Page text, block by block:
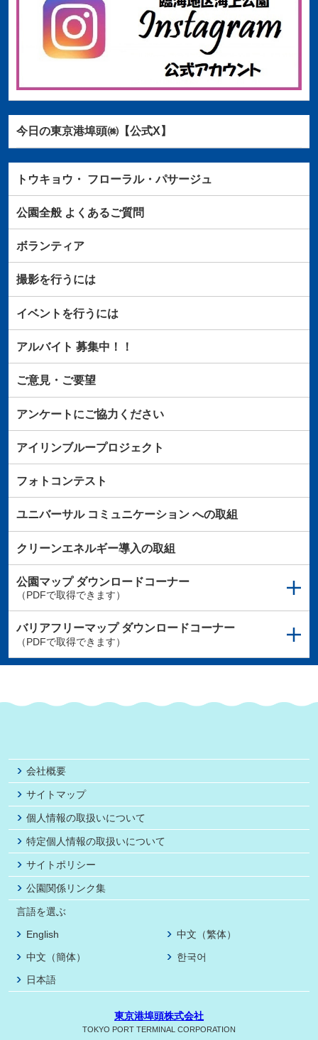
今日の東京港埠頭㈱【公式X】
トウキョウ・ フローラル・パサージュ
公園全般よくあるご質問
ボランティア
撮影を行うには
イベントを行うには
アルバイト 募集中！！
ご意見・ご要望
アンケートにご協力ください
アイリンブループロジェクト
フォトコンテスト
ユニバーサルコミュニケーションへの取組
クリーンエネルギー導入の取組
公園マップダウンロードコーナー
（PDFで取得できます）
バリアフリーマップダウンロードコーナー
（PDFで取得できます）
会社概要
サイトマップ
個人情報の取扱いについて
特定個人情報の取扱いについて
サイトポリシー
公園関係リンク集
言語を選ぶ
English
中文（繁体）
中文（簡体）
한국어
日本語
東京港埠頭株式会社
TOKYO PORT TERMINAL CORPORATION